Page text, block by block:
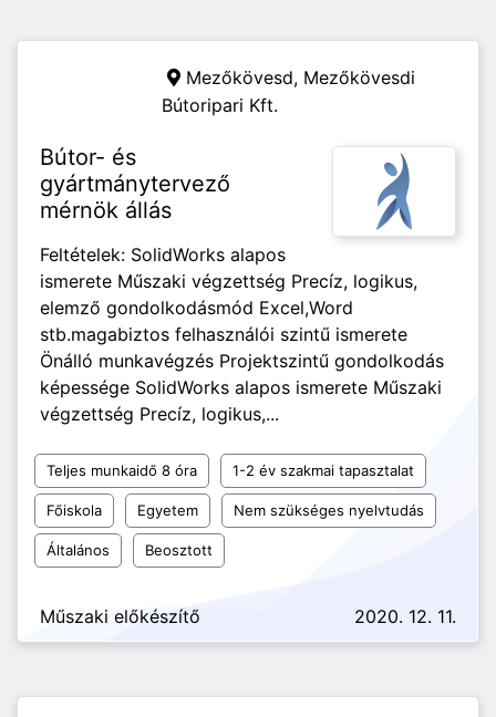
Mezőkövesd, Mezőkövesdi
Bútoripari Kft.
Bútor- és
gyártmánytervező
mérnök állás
Feltételek: SolidWorks alapos
ismerete Műszaki végzettség Precíz, logikus,
elemző gondolkodásmód Excel,Word
stb.magabiztos felhasználói szintű ismerete
Önálló munkavégzés Projektszintű gondolkodás
képessége SolidWorks alapos ismerete Műszaki
végzettség Precíz, logikus,...
Teljes munkaidő 8 óra 1-2 év szakmai tapasztalat
Főiskola Egyetem Nem szükséges nyelvtudás
Általános Beosztott
Műszaki előkészítő 2020. 12. 11.